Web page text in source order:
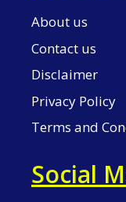
About us
Contact us
Disclaimer
Privacy Policy
Terms and
Social